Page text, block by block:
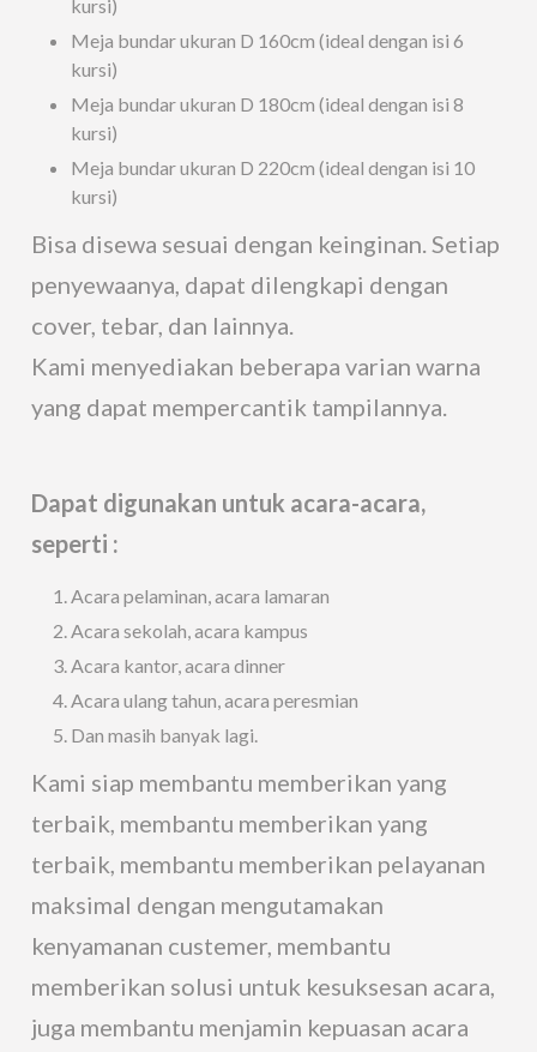
kursi)
Meja bundar ukuran D 160cm (ideal dengan isi 6
kursi)
Meja bundar ukuran D 180cm (ideal dengan isi 8
kursi)
Meja bundar ukuran D 220cm (ideal dengan isi 10
kursi)
Bisa disewa sesuai dengan keinginan. Setiap
penyewaanya, dapat dilengkapi dengan
cover, tebar, dan lainnya.
Kami menyediakan beberapa varian warna
yang dapat mempercantik tampilannya.
Dapat digunakan untuk acara-acara,
seperti :
Acara pelaminan, acara lamaran
Acara sekolah, acara kampus
Acara kantor, acara dinner
Acara ulang tahun, acara peresmian
Dan masih banyak lagi.
Kami siap membantu memberikan yang
terbaik, membantu memberikan yang
terbaik, membantu memberikan pelayanan
maksimal dengan mengutamakan
kenyamanan custemer, membantu
memberikan solusi untuk kesuksesan acara,
juga membantu menjamin kepuasan acara